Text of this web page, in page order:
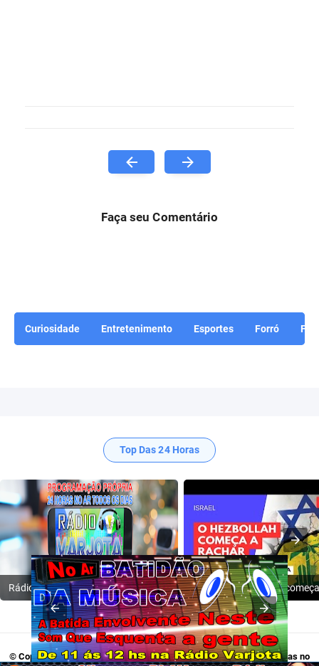
Faça seu Comentário
Curiosidade Entretenimento Esportes Forró
Top Das 24 Horas
Rádio Varjota: ((( Escute AQUI ))) | Conheça a Nossa Programação
© Copyright 2009-2024Rádio Varjota - Programação Própria, 24 Horas no